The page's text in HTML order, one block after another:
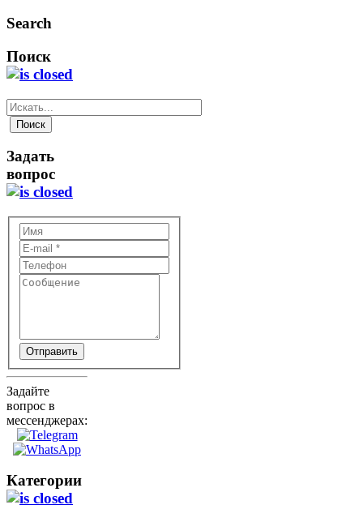
Search
Поиск
Задать
вопрос
Отправить
Задайте
вопрос в
мессенджерах:
Категории